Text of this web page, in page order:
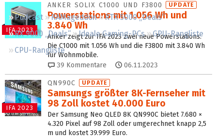
Podcast RAMageddon
RTX 5000 „Deals“
RX 9000 „Deals“
Ideale Gaming-PCs
GPU-Rangliste
CPU-Rangliste
IFA 2023
ANKER SOLIX C1000 UND F3800 UPDATE
Power­stations mit 1.056 Wh und
3.840 Wh
Anker zeigt zur IFA 2023 zwei neue Powerstations:
Die C1000 mit 1.056 Wh und die F3800 mit 3.840 Wh
für Wohnmobile.
39 Kommentare 06.11.2023
IFA 2023
QN990C UPDATE
Samsungs größter 8K-Fernseher mit
98 Zoll kostet 40.000 Euro
Der Samsung Neo QLED 8K QN990C bietet 7.680 ×
4.320 Pixel auf 98 Zoll oder umgerechnet knapp 2,5
m und kostet 39.999 Euro.